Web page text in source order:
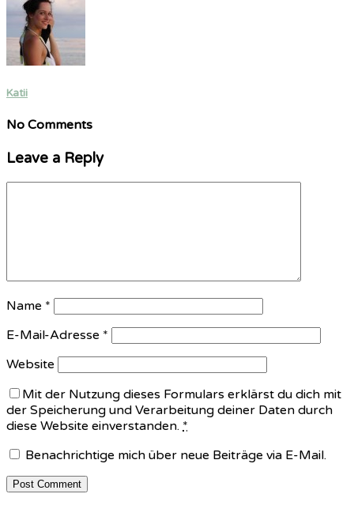
Katii
No Comments
Leave a Reply
Name *
E-Mail-Adresse *
Website
Mit der Nutzung dieses Formulars erklärst du dich mit
der Speicherung und Verarbeitung deiner Daten durch
diese Website einverstanden. *
Benachrichtige mich über neue Beiträge via E-Mail.